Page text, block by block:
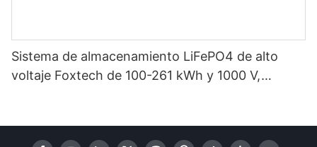
Sistema de almacenamiento LiFePO4 de alto
voltaje Foxtech de 100-261 kWh y 1000 V,